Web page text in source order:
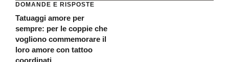
DOMANDE E RISPOSTE
Tatuaggi amore per
sempre: per le coppie che
vogliono commemorare il
loro amore con tattoo
coordinati